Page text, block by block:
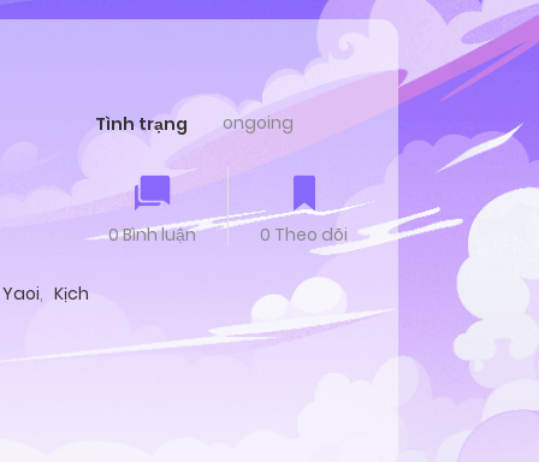
Yaoi, Kịch
Tình trạng ongoing
0 Bình luận 0 Theo dõi